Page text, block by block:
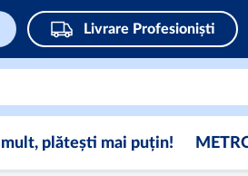
Livrare Profesioniști
plătești mai puțin!